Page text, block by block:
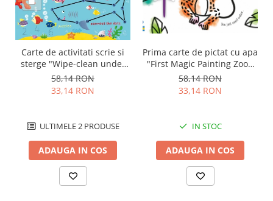
Carte de activitati scrie si
sterge "Wipe-clean under
the sea activities",
reutilizabila, Usborne
58,14 RON
33,14 RON
ULTIMELE 2 PRODUSE
ADAUGA IN COS
Prima carte de pictat cu apa
"First Magic Painting Zoo",
Usborne
58,14 RON
33,14 RON
IN STOC
ADAUGA IN COS